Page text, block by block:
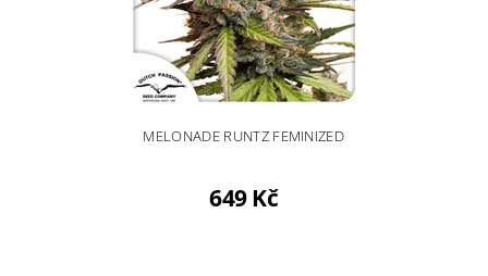
MELONADE RUNTZ FEMINIZED
649 Kč